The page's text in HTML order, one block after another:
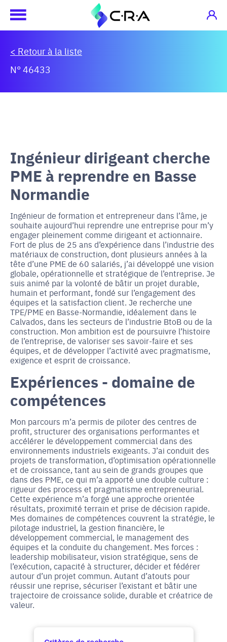
< Retour à la liste
N° 46433
Ingénieur dirigeant cherche
PME à reprendre en Basse
Normandie
Ingénieur de formation et entrepreneur dans l’âme, je
souhaite aujourd’hui reprendre une entreprise pour m’y
engager pleinement comme dirigeant et actionnaire.
Fort de plus de 25 ans d’expérience dans l’industrie des
matériaux de construction, dont plusieurs années à la
tête d’une PME de 60 salariés, j’ai développé une vision
globale, opérationnelle et stratégique de l’entreprise. Je
suis animé par la volonté de bâtir un projet durable,
humain et performant, fondé sur l’engagement des
équipes et la satisfaction client. Je recherche une
TPE/PME en Basse-Normandie, idéalement dans le
Calvados, dans les secteurs de l’industrie BtoB ou de la
construction. Mon ambition est de poursuivre l’histoire
de l’entreprise, de valoriser ses savoir-faire et ses
équipes, et de développer l’activité avec pragmatisme,
exigence et esprit de croissance.
Expériences - domaine de
compétences
Mon parcours m’a permis de piloter des centres de
profit, structurer des organisations performantes et
accélérer le développement commercial dans des
environnements industriels exigeants. J’ai conduit des
projets de transformation, d’optimisation opérationnelle
et de croissance, tant au sein de grands groupes que
dans des PME, ce qui m’a apporté une double culture :
rigueur des process et pragmatisme entrepreneurial.
Cette expérience m’a forgé une approche orientée
résultats, proximité terrain et prise de décision rapide.
Mes domaines de compétences couvrent la stratégie, le
pilotage industriel, la gestion financière, le
développement commercial, le management des
équipes et la conduite du changement. Mes forces :
leadership mobilisateur, vision stratégique, sens de
l’exécution, capacité à structurer, décider et fédérer
autour d’un projet commun. Autant d’atouts pour
réussir une reprise, sécuriser l’existant et bâtir une
trajectoire de croissance solide, durable et créatrice de
valeur.